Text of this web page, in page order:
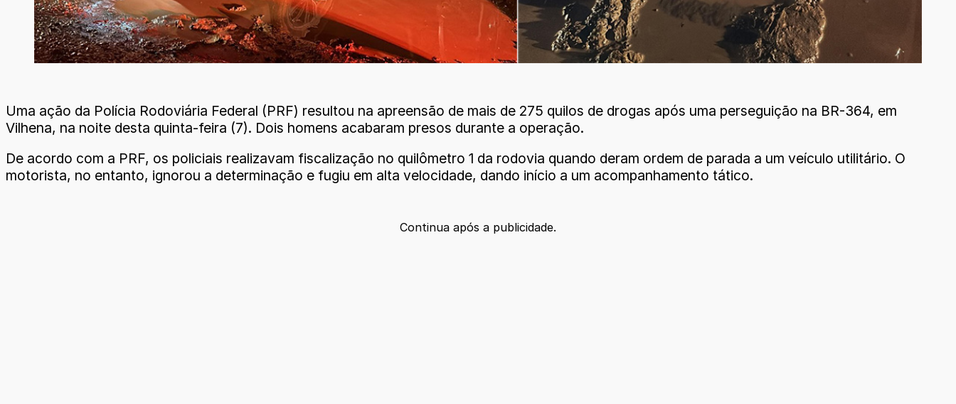
Uma ação da Polícia Rodoviária Federal (PRF) resultou na apreensão de mais de 275 quilos de drogas após uma perseguição na BR-364, em
Vilhena, na noite desta quinta-feira (7). Dois homens acabaram presos durante a operação.
De acordo com a PRF, os policiais realizavam fiscalização no quilômetro 1 da rodovia quando deram ordem de parada a um veículo utilitário. O
motorista, no entanto, ignorou a determinação e fugiu em alta velocidade, dando início a um acompanhamento tático.
Continua após a publicidade.